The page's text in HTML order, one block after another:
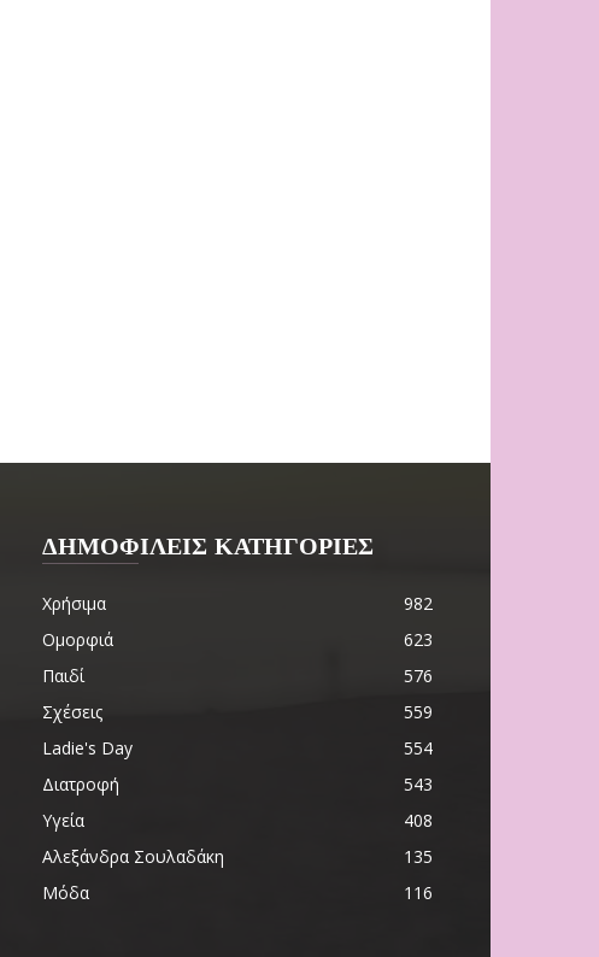
ΔΗΜΟΦΙΛΕΙΣ ΚΑΤΗΓΟΡΙΕΣ
Χρήσιμα
982
Ομορφιά
623
Παιδί
576
Σχέσεις
559
Ladie's Day
554
Διατροφή
543
Υγεία
408
Αλεξάνδρα Σουλαδάκη
135
Μόδα
116